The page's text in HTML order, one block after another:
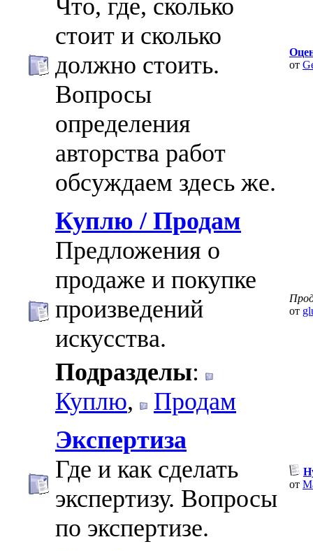
Что, где, сколько
стоит и сколько
должно стоить.
Вопросы
определения
авторства работ
обсуждаем здесь же.
от
Куплю / Продам
Предложения о
продаже и покупке
произведений
искусства.
Подразделы:
Куплю, Продам
от
Экспертиза
Где и как сделать
экспертизу. Вопросы
по экспертизе.
от